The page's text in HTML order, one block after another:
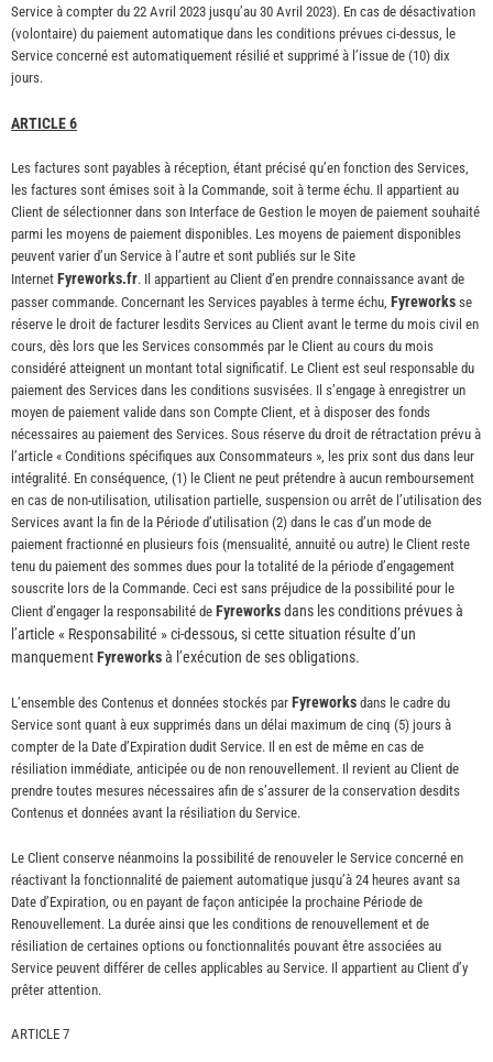
Service à compter du 22 Avril 2023 jusqu’au 30 Avril 2023). En cas de désactivation
(volontaire) du paiement automatique dans les conditions prévues ci-dessus, le
Service concerné est automatiquement résilié et supprimé à l’issue de (10) dix
jours.
ARTICLE 6
Les factures sont payables à réception, étant précisé qu’en fonction des Services,
les factures sont émises soit à la Commande, soit à terme échu. Il appartient au
Client de sélectionner dans son Interface de Gestion le moyen de paiement souhaité
parmi les moyens de paiement disponibles. Les moyens de paiement disponibles
peuvent varier d’un Service à l’autre et sont publiés sur le Site
Internet Fyreworks.fr. Il appartient au Client d’en prendre connaissance avant de
passer commande. Concernant les Services payables à terme échu, Fyreworks se
réserve le droit de facturer lesdits Services au Client avant le terme du mois civil en
cours, dès lors que les Services consommés par le Client au cours du mois
considéré atteignent un montant total significatif. Le Client est seul responsable du
paiement des Services dans les conditions susvisées. Il s’engage à enregistrer un
moyen de paiement valide dans son Compte Client, et à disposer des fonds
nécessaires au paiement des Services. Sous réserve du droit de rétractation prévu à
l’article « Conditions spécifiques aux Consommateurs », les prix sont dus dans leur
intégralité. En conséquence, (1) le Client ne peut prétendre à aucun remboursement
en cas de non-utilisation, utilisation partielle, suspension ou arrêt de l’utilisation des
Services avant la fin de la Période d’utilisation (2) dans le cas d’un mode de
paiement fractionné en plusieurs fois (mensualité, annuité ou autre) le Client reste
tenu du paiement des sommes dues pour la totalité de la période d’engagement
souscrite lors de la Commande. Ceci est sans préjudice de la possibilité pour le
Client d’engager la responsabilité de Fyreworksdans les conditions prévues à
l’article « Responsabilité » ci-dessous, si cette situation résulte d’un
manquementFyreworksà l’exécution de ses obligations.
L’ensemble des Contenus et données stockés par Fyreworks dans le cadre du
Service sont quant à eux supprimés dans un délai maximum de cinq (5) jours à
compter de la Date d’Expiration dudit Service. Il en est de même en cas de
résiliation immédiate, anticipée ou de non renouvellement. Il revient au Client de
prendre toutes mesures nécessaires afin de s’assurer de la conservation desdits
Contenus et données avant la résiliation du Service.
Le Client conserve néanmoins la possibilité de renouveler le Service concerné en
réactivant la fonctionnalité de paiement automatique jusqu’à 24 heures avant sa
Date d’Expiration, ou en payant de façon anticipée la prochaine Période de
Renouvellement. La durée ainsi que les conditions de renouvellement et de
résiliation de certaines options ou fonctionnalités pouvant être associées au
Service peuvent différer de celles applicables au Service. Il appartient au Client d’y
prêter attention.
ARTICLE 7